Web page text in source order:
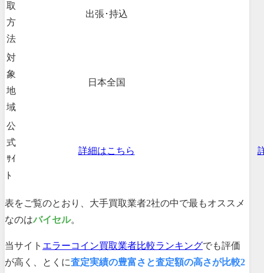
取
方
法
出張･持込
対
象
地
域
日本全国
公
式
ｻｲ
ﾄ
詳細はこちら
表をご覧のとおり、大手買取業者2社の中で最もオススメ
なのはバイセル。
当サイト エラーコイン買取業者比較ランキングでも評価
が高く、とくに査定実績の豊富さと査定額の高さが比較2